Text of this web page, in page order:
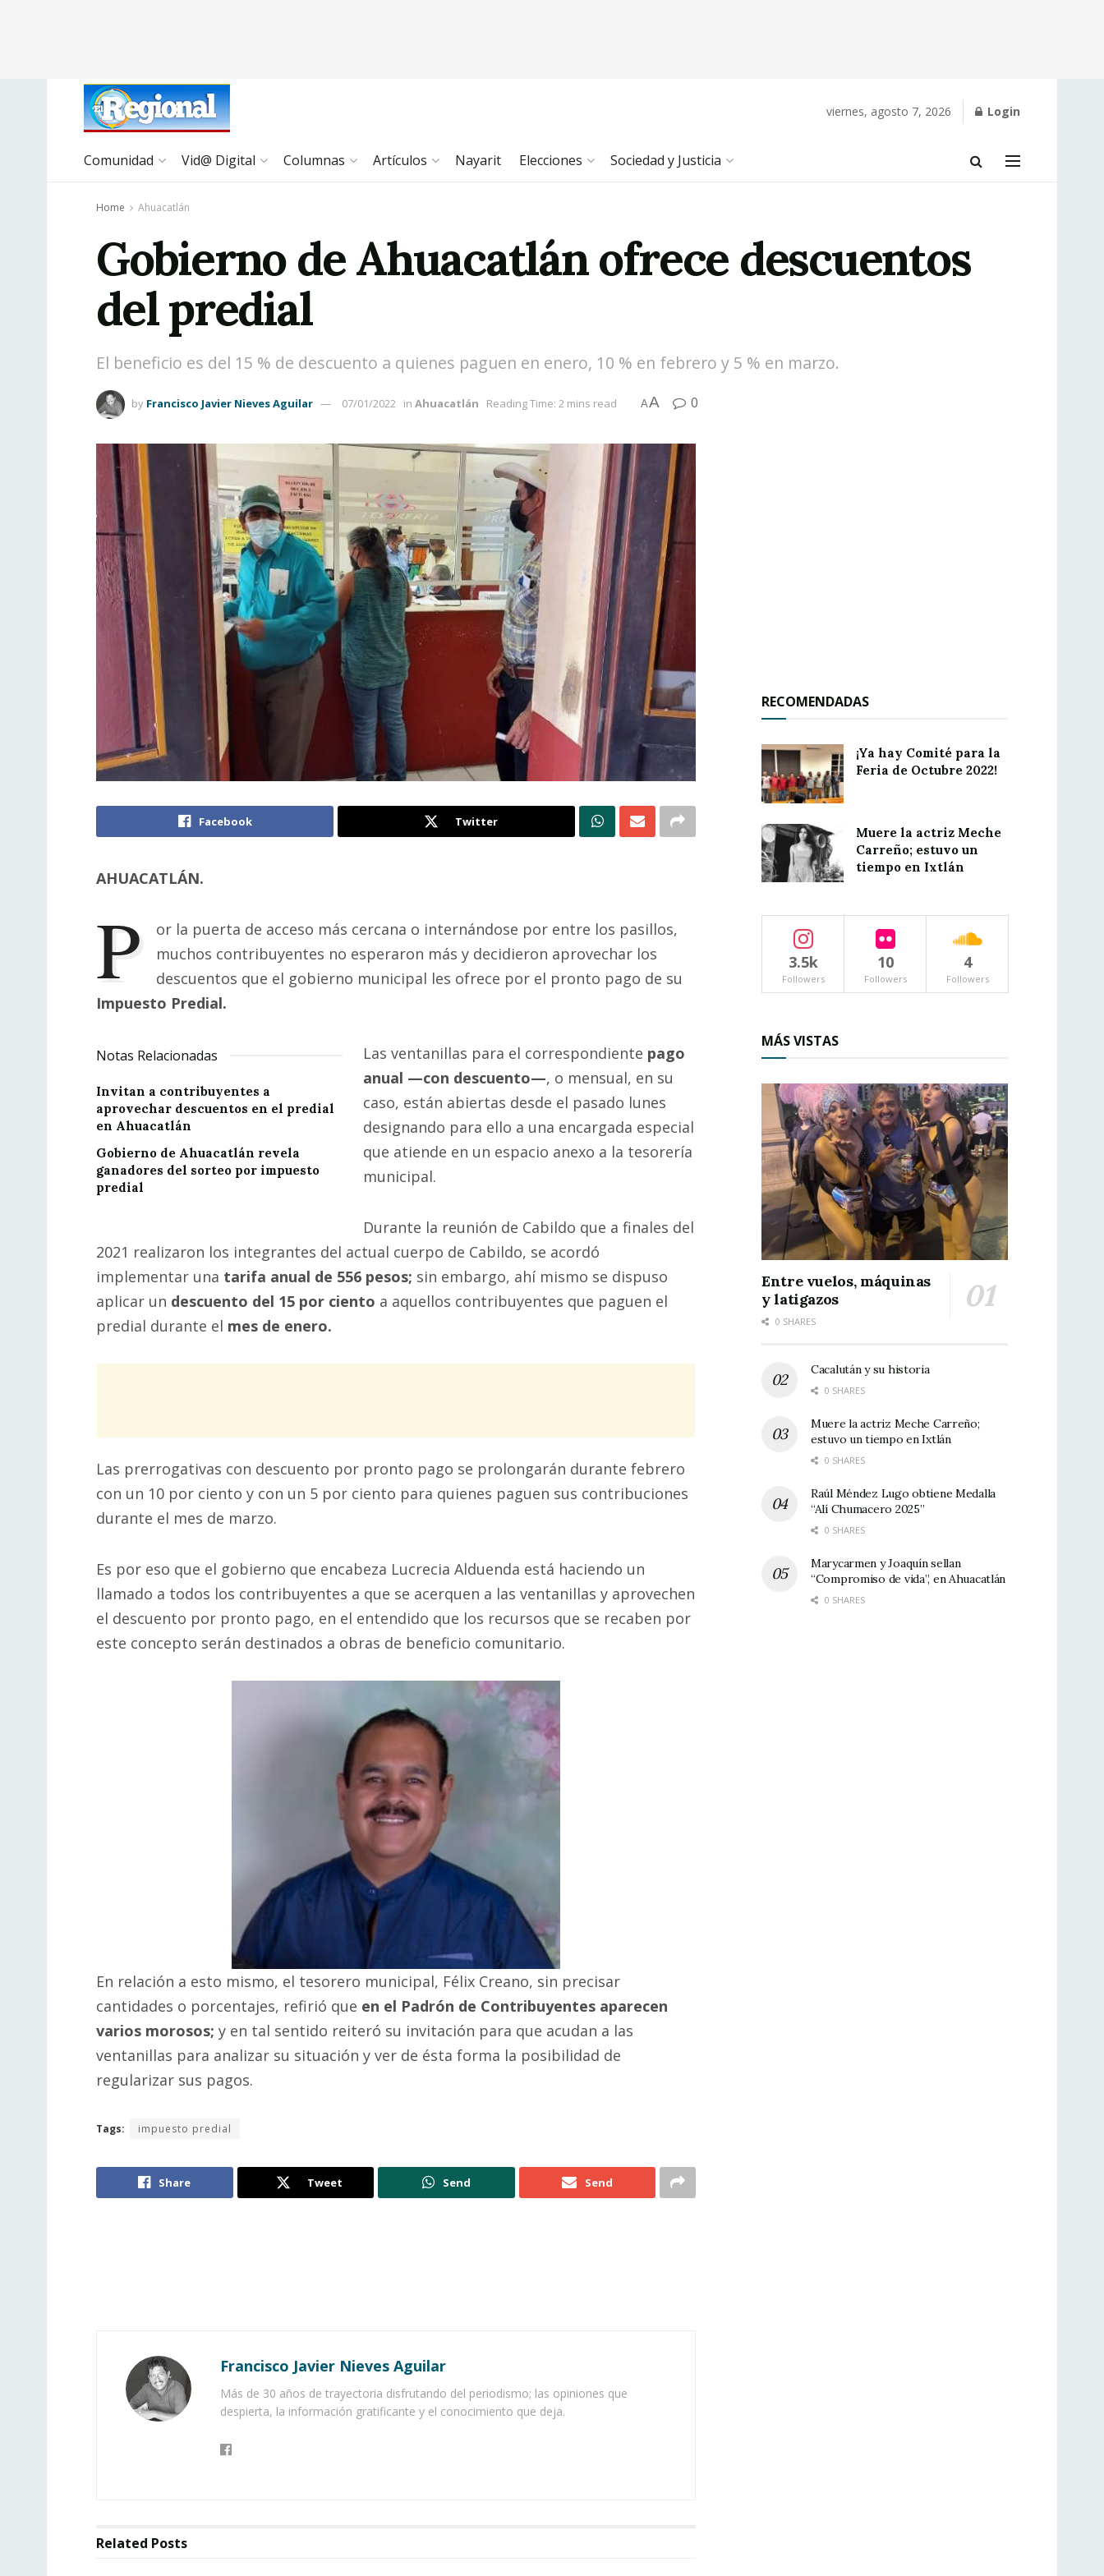
viernes, agosto 7, 2026 Login
Comunidad Vid@ Digital Columnas Artículos Nayarit Elecciones Sociedad y Justicia
Home Ahuacatlán
Gobierno de Ahuacatlán ofrece descuentos
del predial
El beneficio es del 15 % de descuento a quienes paguen en enero, 10 % en febrero y 5 % en marzo.
by Francisco Javier Nieves Aguilar 07/01/2022 in Ahuacatlán Reading Time: 2 mins read AA 0
Facebook Twitter
AHUACATLÁN.
P
or la puerta de acceso más cercana o internándose por entre los pasillos,
muchos contribuyentes no esperaron más y decidieron aprovechar los
descuentos que el gobierno municipal les ofrece por el pronto pago de su
Impuesto Predial.
Notas Relacionadas
Invitan a contribuyentes a
aprovechar descuentos en el predial
en Ahuacatlán
Gobierno de Ahuacatlán revela
ganadores del sorteo por impuesto
predial
Las ventanillas para el correspondiente pago
anual —con descuento—, o mensual, en su
caso, están abiertas desde el pasado lunes
designando para ello a una encargada especial
que atiende en un espacio anexo a la tesorería
municipal.
Durante la reunión de Cabildo que a finales del
2021 realizaron los integrantes del actual cuerpo de Cabildo, se acordó
implementar una tarifa anual de 556 pesos; sin embargo, ahí mismo se dispuso
aplicar un descuento del 15 por ciento a aquellos contribuyentes que paguen el
predial durante el mes de enero.
Las prerrogativas con descuento por pronto pago se prolongarán durante febrero
con un 10 por ciento y con un 5 por ciento para quienes paguen sus contribuciones
durante el mes de marzo.
Es por eso que el gobierno que encabeza Lucrecia Alduenda está haciendo un
llamado a todos los contribuyentes a que se acerquen a las ventanillas y aprovechen
el descuento por pronto pago, en el entendido que los recursos que se recaben por
este concepto serán destinados a obras de beneficio comunitario.
En relación a esto mismo, el tesorero municipal, Félix Creano, sin precisar
cantidades o porcentajes, refirió que en el Padrón de Contribuyentes aparecen
varios morosos; y en tal sentido reiteró su invitación para que acudan a las
ventanillas para analizar su situación y ver de ésta forma la posibilidad de
regularizar sus pagos.
Tags: impuesto predial
Share Tweet Send Send
Francisco Javier Nieves Aguilar
Más de 30 años de trayectoria disfrutando del periodismo; las opiniones que
despierta, la información gratificante y el conocimiento que deja.
Related Posts
RECOMENDADAS
¡Ya hay Comité para la
Feria de Octubre 2022!
Muere la actriz Meche
Carreño; estuvo un
tiempo en Ixtlán
3.5k
Followers
10
Followers
4
Followers
MÁS VISTAS
Entre vuelos, máquinas
y latigazos
0 SHARES
Cacalután y su historia
0 SHARES
Muere la actriz Meche Carreño;
estuvo un tiempo en Ixtlán
0 SHARES
Raúl Méndez Lugo obtiene Medalla
“Alí Chumacero 2025”
0 SHARES
Marycarmen y Joaquín sellan
“Compromiso de vida”, en Ahuacatlán
0 SHARES